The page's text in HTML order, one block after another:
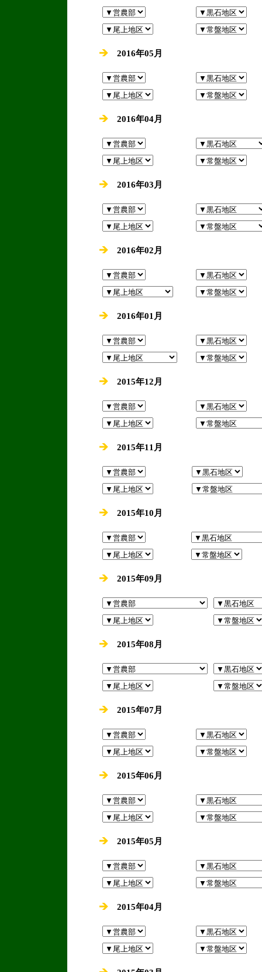
2016年05月
2016年04月
2016年03月
2016年02月
2016年01月
2015年12月
2015年11月
2015年10月
2015年09月
2015年08月
2015年07月
2015年06月
2015年05月
2015年04月